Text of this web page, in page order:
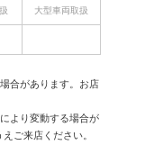
大型車両取扱
合があります。お店
より変動する場合が
ご来店ください。